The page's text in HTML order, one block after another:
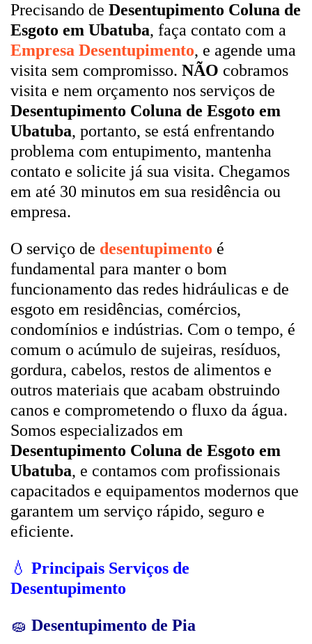
Precisando de Desentupimento Coluna de
Esgoto em Ubatuba, faça contato com a
Empresa Desentupimento, e agende uma
visita sem compromisso. NÃO cobramos
visita e nem orçamento nos serviços de
Desentupimento Coluna de Esgoto em
Ubatuba, portanto, se está enfrentando
problema com entupimento, mantenha
contato e solicite já sua visita. Chegamos
em até 30 minutos em sua residência ou
empresa.
O serviço de desentupimento é
fundamental para manter o bom
funcionamento das redes hidráulicas e de
esgoto em residências, comércios,
condomínios e indústrias. Com o tempo, é
comum o acúmulo de sujeiras, resíduos,
gordura, cabelos, restos de alimentos e
outros materiais que acabam obstruindo
canos e comprometendo o fluxo da água.
Somos especializados em
Desentupimento Coluna de Esgoto em
Ubatuba, e contamos com profissionais
capacitados e equipamentos modernos que
garantem um serviço rápido, seguro e
eficiente.
💧 Principais Serviços de
Desentupimento
🧽 Desentupimento de Pia